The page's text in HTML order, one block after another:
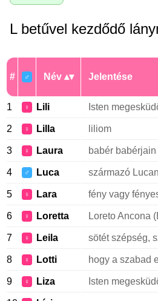
L betűvel kezdődő
# ♂ Név Jelentése
1 ♀ Lili Isten
2 ♀ Lilla liliom
3 ♀ Laura babér babérjain
4 ♂ Luca származó
5 ♀ Lara fény vagy
6 ♀ Loretta Loreto Ancona
7 ♀ Leila sötét szépség,
8 ♀ Lotti hogy a szabad
9 ♀ Liza Isten